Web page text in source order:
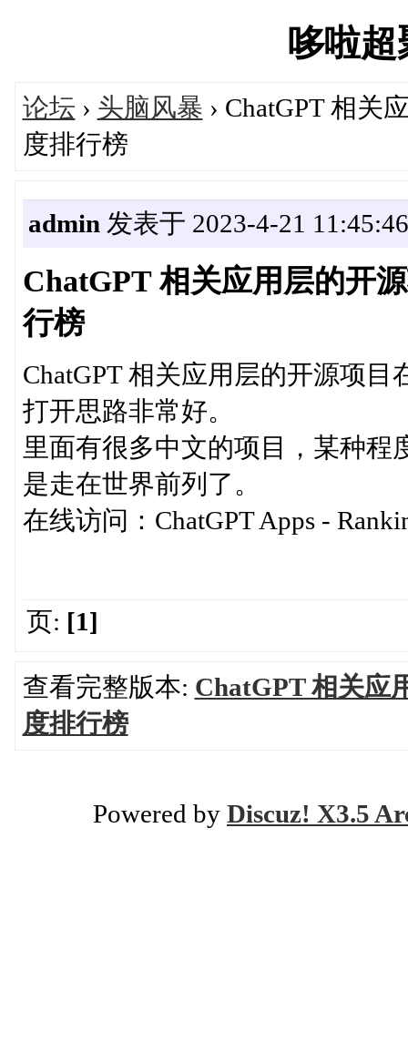
哆啦
论坛 › 头脑风暴 › ChatGPT 相关
度排行榜
admin 发表于 2023-4-21 11:45:46
ChatGPT 相关应用层的开
行榜
ChatGPT 相关应用层的开源项
打开思路非常好。
里面有很多中文的项目，某种程
是走在世界前列了。
在线访问：ChatGPT Apps -
页: [1]
查看完整版本: ChatGPT 相关应
度排行榜
Powered by Discuz! X3.5